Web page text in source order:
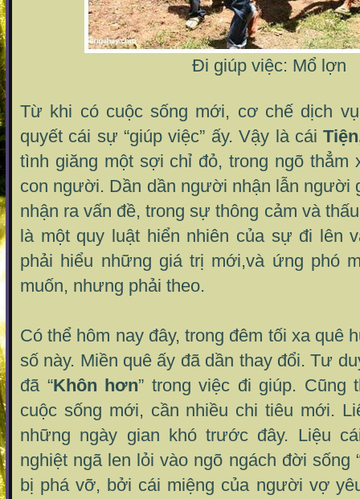
Đi giúp việc: Mổ lợn
Từ khi có cuộc sống mới, cơ chế dịch
quyết cái sự “giúp việc” ấy. Vậy là cái
tình giăng một sợi chỉ đỏ, trong ngõ thẳm
con người. Dần dần người nhận lẫn người
nhận ra vấn đề, trong sự thông cảm và
là một quy luật hiển nhiên của sự đi lên
phải hiểu những giá trị mới,và ứng phó
muốn, nhưng phải theo.
Có thể hôm nay đây, trong đêm tối xa quê
số này. Miền quê ấy đã dần thay đổi. Tư
đã “Khôn hơn” trong việc đi giúp. Cũng
cuộc sống mới, cần nhiều chi tiêu mới.
những ngày gian khó trước đây. Liệu
nghiệt ngã len lỏi vào ngõ ngách đời sống
bị phá vỡ, bởi cái miệng của người vợ